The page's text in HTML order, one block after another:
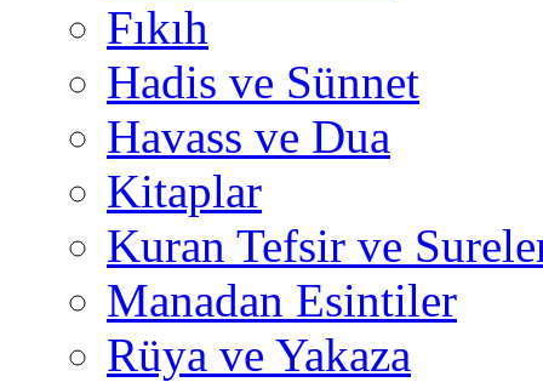
Fıkıh
Hadis ve Sünnet
Havass ve Dua
Kitaplar
Kuran Tefsir ve
Manadan Esintiler
Rüya ve Yakaza